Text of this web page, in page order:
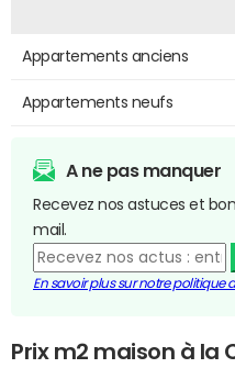
Appartements anciens
Appartements neufs
A ne pas manquer
Recevez nos astuces et
mail.
En savoir plus sur notre politique
Prix m2 maison à la